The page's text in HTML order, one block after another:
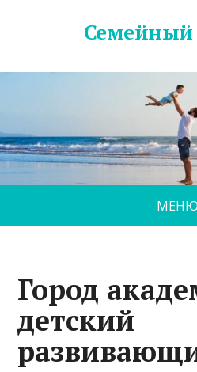
Семейный
МЕНЮ
Город
детский